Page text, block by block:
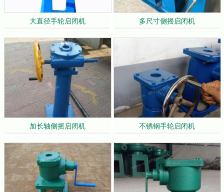
大直径手轮启闭机 多尺寸侧摇启闭机
加长轴侧摇启闭机 不锈钢手轮启闭机